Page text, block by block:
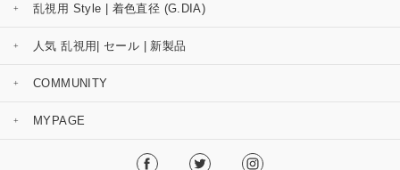
乱視用 Style | 着色直径 (G.DIA)
人気 乱視用| セール | 新製品
COMMUNITY
MYPAGE